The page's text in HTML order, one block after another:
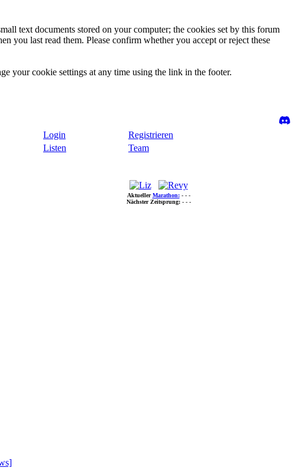
text documents stored on your computer; the cookies set by this forum
you last read them. Please confirm whether you accept or reject these
your cookie settings at any time using the link in the footer.
Login
Registrieren
Listen Team
AktuellerMarathon:- - -
Nächster Zeitsprung:- - -